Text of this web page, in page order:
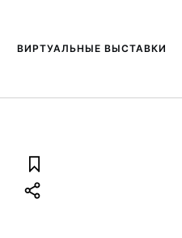
ВИРТУАЛЬНЫЕ ВЫСТАВКИ